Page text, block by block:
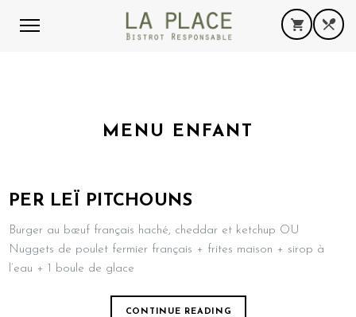
MENU ENFANT
PER LEÏ PITCHOUNS
Burger au bœuf français haché, cheddar et ketchup OU
Nuggets de poulet fermier français + frites maison + sirop à
l’eau + 1 boule de glace
CONTINUE READING